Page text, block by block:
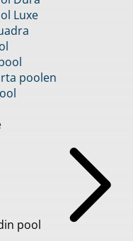
Luxe
poolen
pool